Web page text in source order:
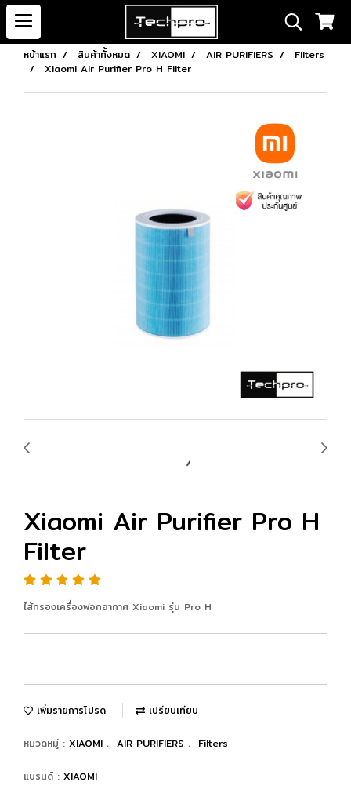
หน้าแรก สินค้าทั้งหมด XIAOMI AIR PURIFIERS
Filters
Xiaomi Air Purifier Pro H Filter
Xiaomi Air Purifier Pro H
Filter
ไส้กรองเครื่องฟอกอากาศ Xiaomi รุ่น Pro H
เพิ่มรายการโปรด เปรียบเทียบ
หมวดหมู่ : XIAOMI , AIR PURIFIERS , Filters
แบรนด์ : XIAOMI